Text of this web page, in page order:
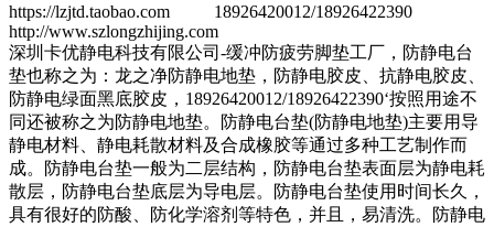
https://lzjtd.taobao.com 18926420012/18926422390
http://www.szlongzhijing.com
深圳卡优静电科技有限公司-缓冲防疲劳脚垫工厂，防静电台
垫也称之为：龙之净防静电地垫，防静电胶皮、抗静电胶皮、
防静电绿面黑底胶皮，18926420012/18926422390‘按照用途不
同还被称之为防静电地垫。防静电台垫(防静电地垫)主要用导
静电材料、静电耗散材料及合成橡胶等通过多种工艺制作而
成。防静电台垫一般为二层结构，防静电台垫表面层为静电耗
散层，防静电台垫底层为导电层。防静电台垫使用时间长久，
具有很好的防酸、防化学溶剂等特色，并且，易清洗。防静电